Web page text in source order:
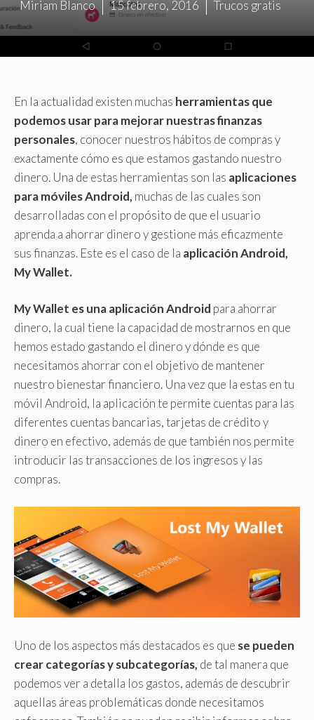
Miriam Blanco 15 febrero, 2016 Trucos gratis
En la actualidad existen muchas herramientas que
podemos usar para mejorar nuestras finanzas
personales, conocer nuestros hábitos de compras y
exactamente cómo es que estamos gastando nuestro
dinero. Una de estas herramientas son las aplicaciones
para móviles Android, muchas de las cuales son
desarrolladas con el propósito de que el usuario
aprenda a ahorrar dinero y gestione más eficazmente
sus finanzas. Este es el caso de la aplicación Android,
My Wallet.
My Wallet es una aplicación Android para ahorrar
dinero, la cual tiene la capacidad de mostrarnos en que
hemos estado gastando el dinero y dónde es que
necesitamos ahorrar con el objetivo de mantener
nuestro bienestar financiero. Una vez que la estas en tu
móvil Android, la aplicación te permite cuentas para las
diferentes cuentas bancarias, tarjetas de crédito y
dinero en efectivo, además de que también nos permite
introducir las transacciones de los ingresos y las
compras.
Uno de los aspectos más destacados es que se pueden
crear categorías y subcategorías, de tal manera que
podemos ver a detalla los gastos, además de descubrir
aquellas áreas problemáticas donde necesitamos